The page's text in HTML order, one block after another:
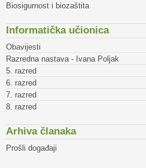
Biosigurnost i biozaštita
Informatička učionica
Obavijesti
Razredna nastava - Ivana Poljak
5. razred
6. razred
7. razred
8. razred
Arhiva članaka
Prošli događaji